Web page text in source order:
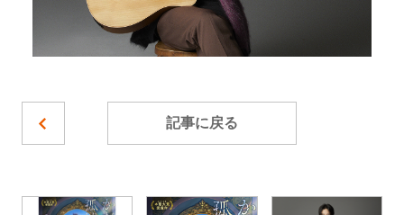
記事に戻る